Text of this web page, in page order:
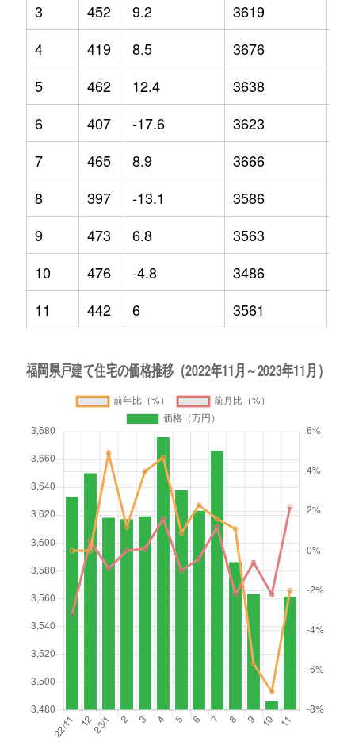
3
452 9.2 3619
4
419 8.5 3676
5
462 12.4 3638
6
407 -17.6 3623
7
465 8.9 3666
8
397 -13.1 3586
9
473 6.8 3563
10
476 -4.8 3486
11
442 6 3561